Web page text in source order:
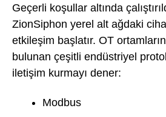
Geçerli koşullar altında
ZionSiphon yerel alt ağdaki
etkileşim başlatır. OT
bulunan çeşitli endüstriyel
iletişim kurmayı dener:
Modbus